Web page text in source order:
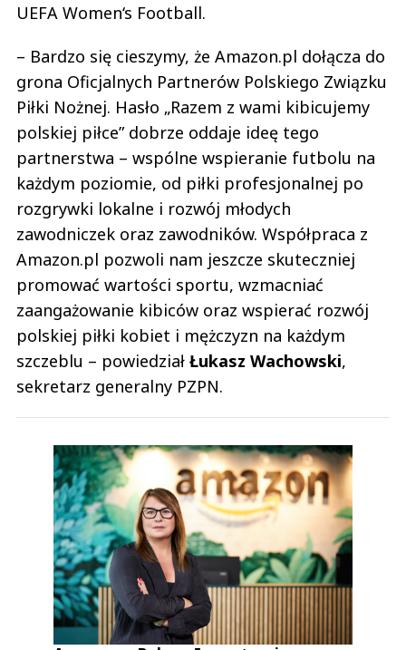
UEFA Women‘s Football.
– Bardzo się cieszymy, że Amazon.pl dołącza do
grona Oficjalnych Partnerów Polskiego Związku
Piłki Nożnej. Hasło „Razem z wami kibicujemy
polskiej piłce” dobrze oddaje ideę tego
partnerstwa – wspólne wspieranie futbolu na
każdym poziomie, od piłki profesjonalnej po
rozgrywki lokalne i rozwój młodych
zawodniczek oraz zawodników. Współpraca z
Amazon.pl pozwoli nam jeszcze skuteczniej
promować wartości sportu, wzmacniać
zaangażowanie kibiców oraz wspierać rozwój
polskiej piłki kobiet i mężczyzn na każdym
szczeblu – powiedział Łukasz Wachowski,
sekretarz generalny PZPN.